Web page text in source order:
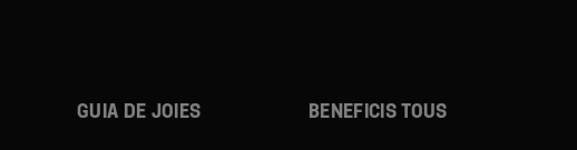
Guia de joies Beneficis TOUS